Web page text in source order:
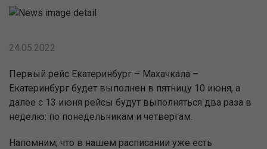
24.05.2022
Первый рейс Екатеринбург – Махачкала –
Екатеринбург будет выполнен в пятницу 10 июня, а
далее с 13 июня рейсы будут выполняться два раза в
неделю: по понедельникам и четвергам.
Напомним, что в нашем расписании уже есть